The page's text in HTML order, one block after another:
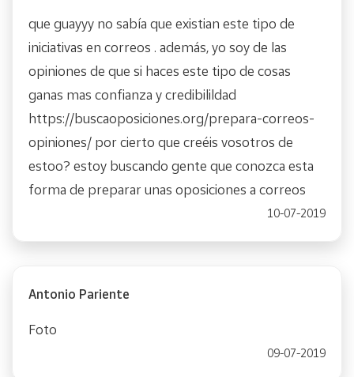
que guayyy no sabía que existian este tipo de
iniciativas en correos . además, yo soy de las
opiniones de que si haces este tipo de cosas
ganas mas confianza y credibilildad
https://buscaoposiciones.org/prepara-correos-
opiniones/ por cierto que creéis vosotros de
estoo? estoy buscando gente que conozca esta
forma de preparar unas oposiciones a correos
10-07-2019
Antonio Pariente
Foto
09-07-2019